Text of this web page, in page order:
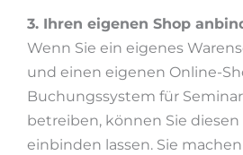
3. Ihren eigenen Shop
Wenn Sie ein eigenes
und einen eigenen Online-
Buchungssystem für
betreiben, können Sie diesen
einbinden lassen. Sie